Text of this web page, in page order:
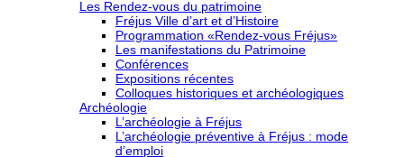
Les Rendez-vous du patrimoine
Fréjus Ville d’art et d’Histoire
Programmation «Rendez-vous Fréjus»
Les manifestations du Patrimoine
Conférences
Expositions récentes
Colloques historiques et archéologiques
Archéologie
L’archéologie à Fréjus
L’archéologie préventive à Fréjus : mode
d’emploi